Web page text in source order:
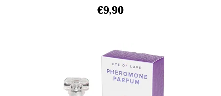
€9,90